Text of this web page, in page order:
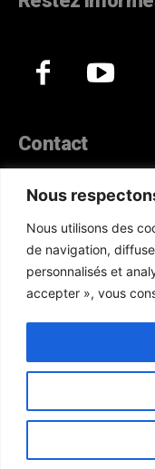
Nous
Nous utilisons des
de navigation,
personnalisés et
accepter », vous
Contact
Téléphone :(+221)
WhatsApp : (+33) 6
E-mail :
E-mail :
Nous écrire Qui
Copyright ©